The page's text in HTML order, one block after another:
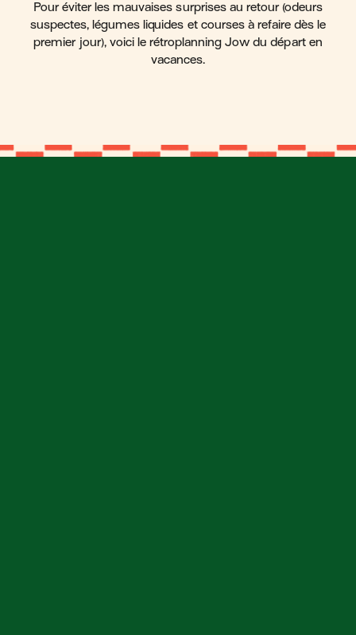
Pour éviter les mauvaises surprises au retour (odeurs
suspectes, légumes liquides et courses à refaire dès le
premier jour), voici le rétroplanning Jow du départ en
vacances.